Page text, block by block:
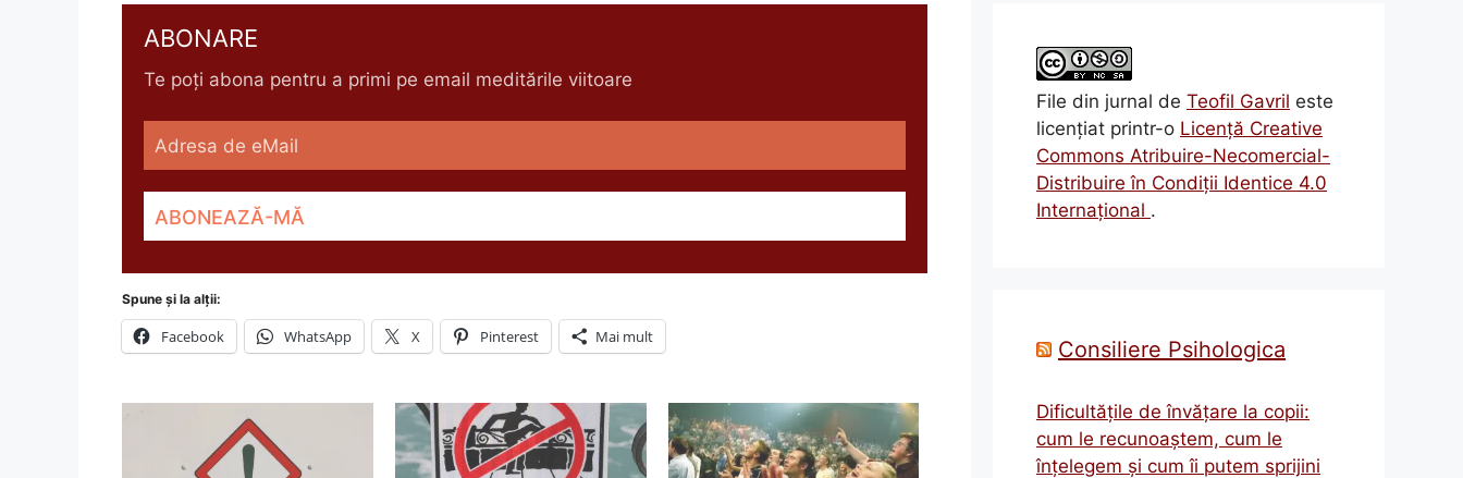
ABONARE
Te poți abona pentru a primi pe email meditările viitoare
Spune și la alții:
Facebook WhatsApp X Pinterest Mai mult
File din jurnal de Teofil Gavril este
licenţiat printr-o Licenţă Creative
Commons Atribuire-Necomercial-
Distribuire în Condiţii Identice 4.0
Internațional .
Consiliere Psihologica
Dificultățile de învățare la copii:
cum le recunoaștem, cum le
înțelegem și cum îi putem sprijini